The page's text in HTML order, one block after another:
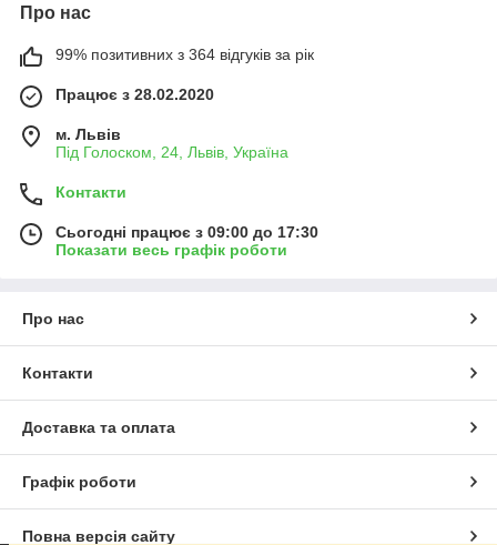
Про нас
99% позитивних з 364 відгуків за рік
Працює з 28.02.2020
м. Львів
Під Голоском, 24, Львів, Україна
Контакти
Сьогодні працює з 09:00 до 17:30
Показати весь графік роботи
Про нас
Контакти
Доставка та оплата
Графік роботи
Повна версія сайту